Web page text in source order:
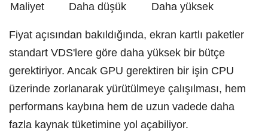
Maliyet Daha düşük Daha yüksek
Fiyat açısından bakıldığında, ekran kartlı paketler
standart VDS'lere göre daha yüksek bir bütçe
gerektiriyor. Ancak GPU gerektiren bir işin CPU
üzerinde zorlanarak yürütülmeye çalışılması, hem
performans kaybına hem de uzun vadede daha
fazla kaynak tüketimine yol açabiliyor.